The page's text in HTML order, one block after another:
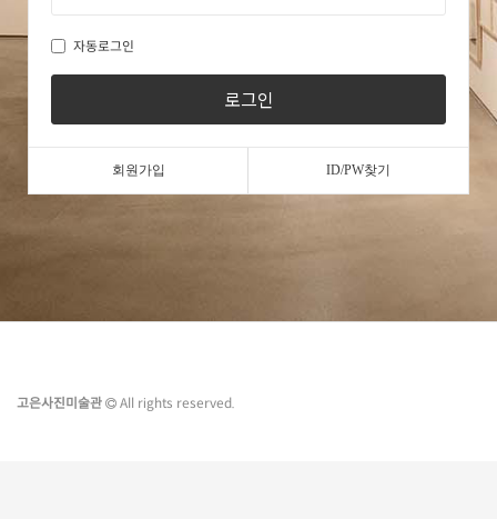
자동로그인
로그인
회원가입 ID/PW찾기
고은사진미술관 All rights reserved.